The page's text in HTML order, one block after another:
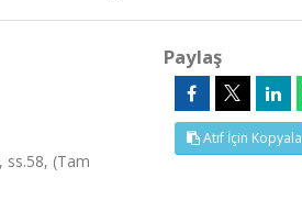
ss.58, (Tam
Paylaş
Atıf İçin Kopyala